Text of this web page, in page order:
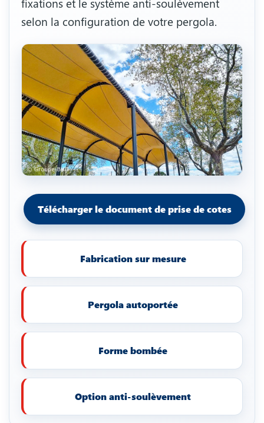
selon la configuration de votre pergola.
Télécharger le document de prise de cotes
Fabrication sur mesure
Pergola autoportée
Forme bombée
Option anti-soulèvement